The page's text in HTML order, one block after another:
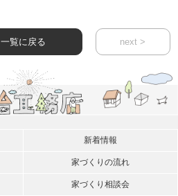
next >
一覧に戻る
新着情報
家づくりの流れ
家づくり相談会